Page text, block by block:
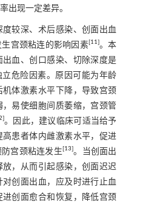
出现一定差异。
较深、术后感染、创面出血
生宫颈粘连的影响因素[ 11 。本
血、创口感染、切除深度是
立危险因素。原因可能为年龄
体激素水平下降，导致宫颈
，易使细胞间质萎缩，宫颈管
。因此，建议临床可适当给予
患者体内雌激素水平，促进
宫颈粘连发生 13 。当创面出
，从而引起感染，创面迟迟
创面出血，应及时进行止血
创面愈合和恢复，降低宫颈